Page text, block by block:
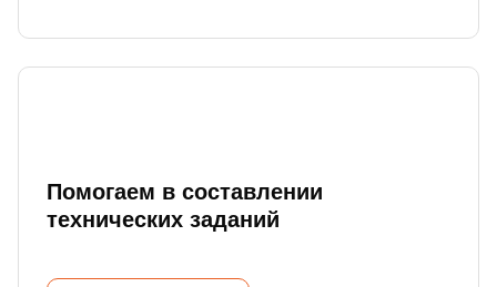
Помогаем в составлении
технических заданий